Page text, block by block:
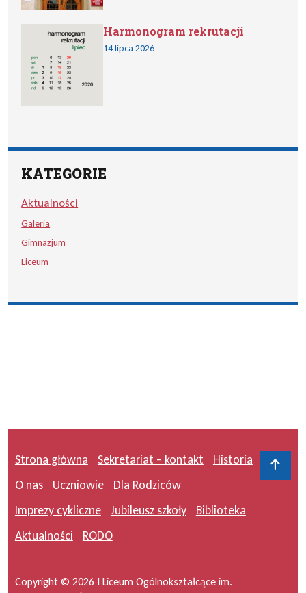
Harmonogram rekrutacji
14 lipca 2026
KATEGORIE
Aktualności
Galeria
Gimnazjum
Liceum
Strona główna Sekretariat – kontakt
Historia
O nas
Uczniowie
Dla Rodziców
Imprezy cykliczne
Jubileusz szkoły
Biblioteka
Aktualności
RODO
Copyright © 2026 I Liceum Ogólnokształcące im.
Do